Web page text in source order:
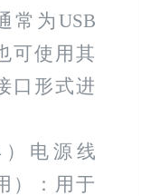
常为 USB
可使用其
口形式进
）电源线
）：用于